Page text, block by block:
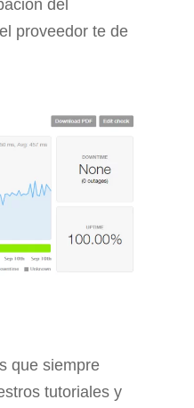
del
proveedor te de
que siempre
tutoriales y